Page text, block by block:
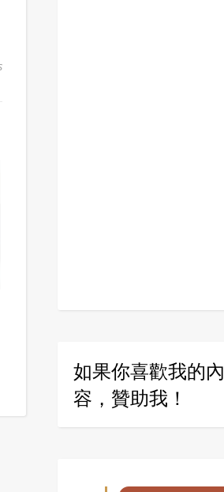
如果你喜歡我的內
容，贊助我！